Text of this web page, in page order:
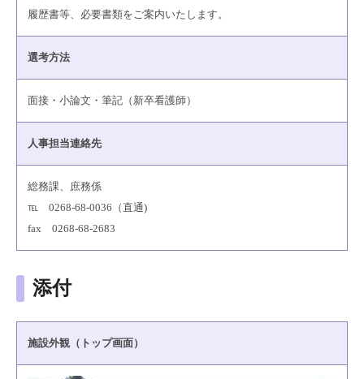
履歴書等、必要書類をご案内いたします。
選考方法
面接・小論文・筆記（新卒看護師）
人事担当連絡先
総務課、庶務係
℡ 0268-68-0036（直通)
fax 0268-68-2683
添付
施設外観（トップ画面）